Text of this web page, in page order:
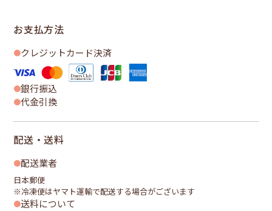
お支払方法
クレジットカード決済
銀行振込
代金引換
配送・送料
配送業者
日本郵便
※冷凍便はヤマト運輸で配送する場合がございます
送料について